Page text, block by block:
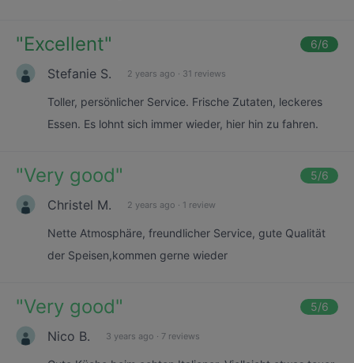
"Excellent" 6/6
Stefanie S. 2 years ago · 31 reviews
Toller, persönlicher Service. Frische Zutaten, leckeres
Essen. Es lohnt sich immer wieder, hier hin zu fahren.
"Very good" 5/6
Christel M. 2 years ago · 1 review
Nette Atmosphäre, freundlicher Service, gute Qualität
der Speisen,kommen gerne wieder
"Very good" 5/6
Nico B. 3 years ago · 7 reviews